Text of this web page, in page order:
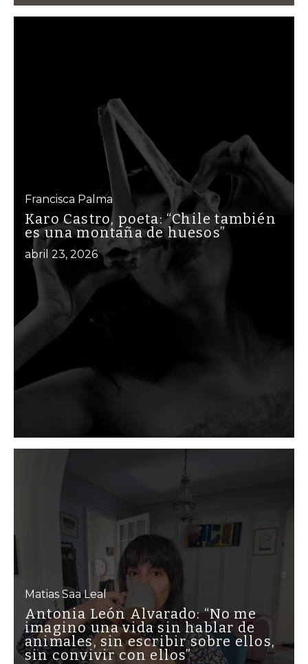
Francisca Palma
Karo Castro, poeta: “Chile también
es una montaña de huesos”
abril 23, 2026
Matias Saa Leal
Antonia León Alvarado: “No me
imagino una vida sin hablar de
animales, sin escribir sobre ellos,
sin convivir con ellos”